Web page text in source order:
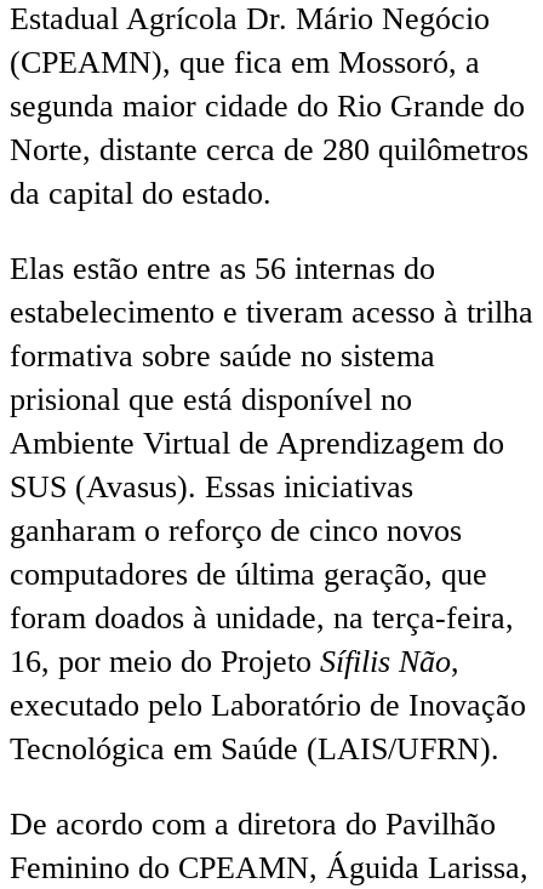
Estadual Agrícola Dr. Mário Negócio
(CPEAMN), que fica em Mossoró, a
segunda maior cidade do Rio Grande do
Norte, distante cerca de 280 quilômetros
da capital do estado.
Elas estão entre as 56 internas do
estabelecimento e tiveram acesso à trilha
formativa sobre saúde no sistema
prisional que está disponível no
Ambiente Virtual de Aprendizagem do
SUS (Avasus). Essas iniciativas
ganharam o reforço de cinco novos
computadores de última geração, que
foram doados à unidade, na terça-feira,
16, por meio do Projeto Sífilis Não,
executado pelo Laboratório de Inovação
Tecnológica em Saúde (LAIS/UFRN).
De acordo com a diretora do Pavilhão
Feminino do CPEAMN, Águida Larissa,